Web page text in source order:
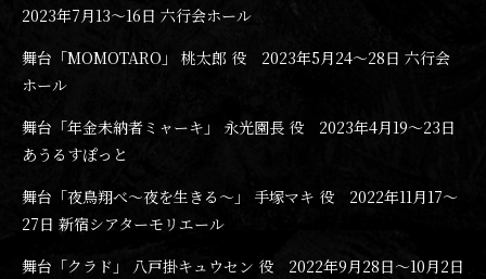
2023年7月13〜16日 六行会ホール
舞台「MOMOTARO」 桃太郎 役 2023年5月24〜28日 六行会
ホール
舞台「年金未納者ミャーキ」 永光園長 役 2023年4月19〜23日
あうるすぽっと
舞台「夜鳥翔べ〜夜を生きる〜」 手塚マキ 役 2022年11月17〜
27日 新宿シアターモリエール
舞台「クラド」 八戸掛キュウセン 役 2022年9月28日〜10月2日